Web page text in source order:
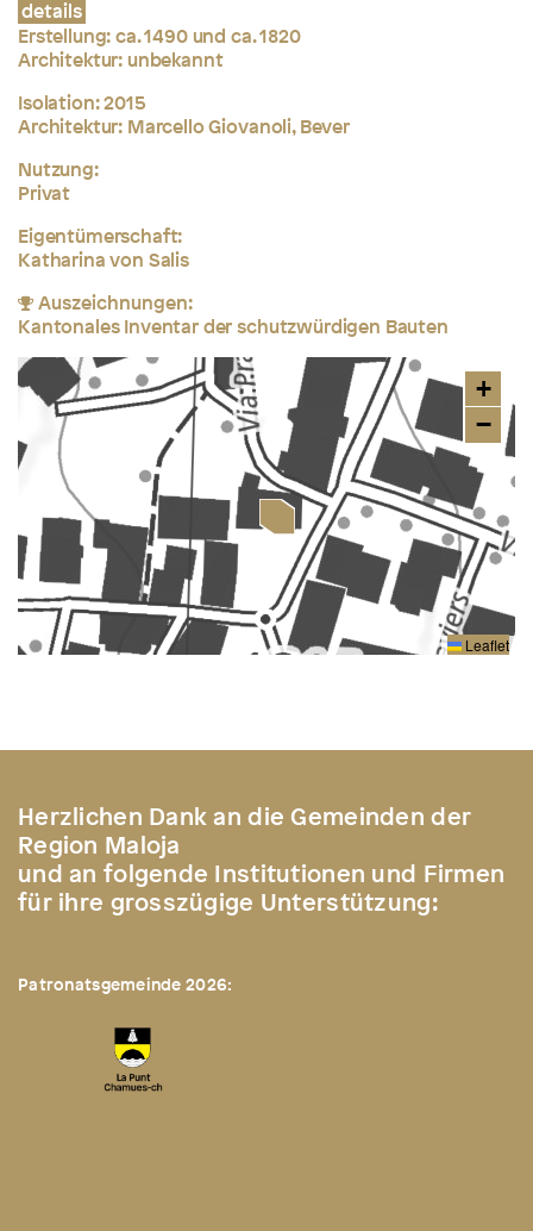
details
Erstellung:ca. 1490 und ca. 1820
Architektur: unbekannt
Isolation: 2015
Architektur: Marcello Giovanoli, Bever
Nutzung:
Privat
Eigentümerschaft:
Katharina von Salis
Auszeichnungen:
Kantonales Inventar der schutzwürdigen Bauten
+
−
Leaflet
Herzlichen Dank an die Gemeinden der
Region Maloja
und an folgende Institutionen und Firmen
für ihre grosszügige Unterstützung:
Patronatsgemeinde 2026: